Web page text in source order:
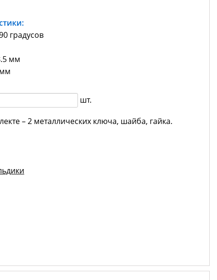
градусов
мм
шт.
– 2 металлических ключа, шайба, гайка.